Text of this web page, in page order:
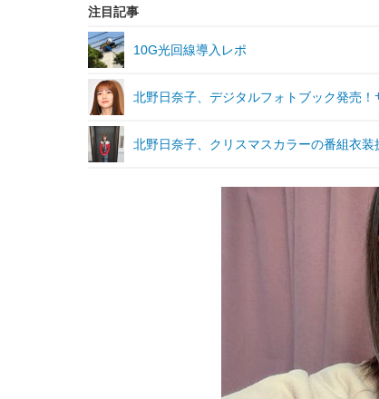
注目記事
10G光回線導入レポ
北野日奈子、デジタルフォトブック発売
北野日奈子、クリスマスカラーの番組衣